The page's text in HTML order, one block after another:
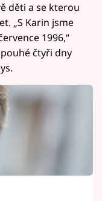
děti a se kterou
„S Karin jsme
1996,“
čtyři dny